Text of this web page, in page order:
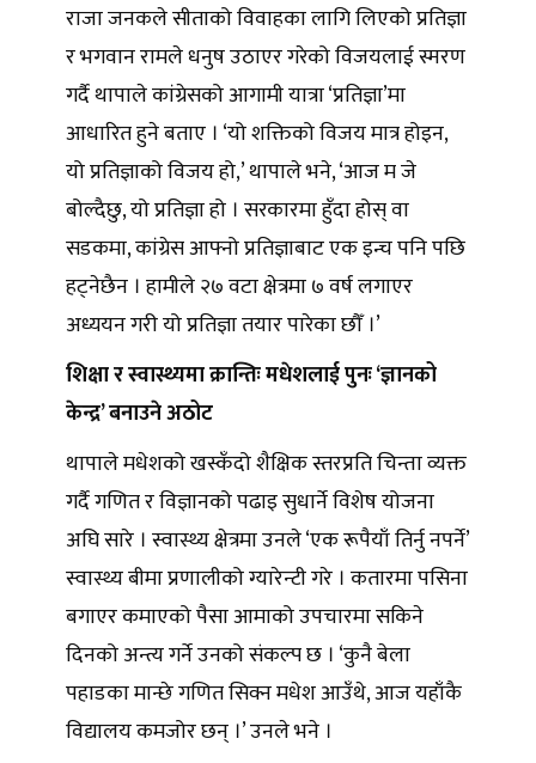
राजा जनकले सीताको विवाहका लागि लिएको प्रतिज्ञा
र भगवान रामले धनुष उठाएर गरेको विजयलाई स्मरण
गर्दै थापाले कांग्रेसको आगामी यात्रा ‘प्रतिज्ञा’मा
आधारित हुने बताए । ‘यो शक्तिको विजय मात्र होइन,
यो प्रतिज्ञाको विजय हो,’ थापाले भने, ‘आज म जे
बोल्दैछु, यो प्रतिज्ञा हो । सरकारमा हुँदा होस् वा
सडकमा, कांग्रेस आफ्नो प्रतिज्ञाबाट एक इन्च पनि पछि
हट्नेछैन । हामीले २७ वटा क्षेत्रमा ७ वर्ष लगाएर
अध्ययन गरी यो प्रतिज्ञा तयार पारेका छौँ ।’
शिक्षा र स्वास्थ्यमा क्रान्तिः मधेशलाई पुनः ‘ज्ञानको
केन्द्र’ बनाउने अठोट
थापाले मधेशको खस्कँदो शैक्षिक स्तरप्रति चिन्ता व्यक्त
गर्दै गणित र विज्ञानको पढाइ सुधार्ने विशेष योजना
अघि सारे । स्वास्थ्य क्षेत्रमा उनले ‘एक रूपैयाँ तिर्नु नपर्ने’
स्वास्थ्य बीमा प्रणालीको ग्यारेन्टी गरे । कतारमा पसिना
बगाएर कमाएको पैसा आमाको उपचारमा सकिने
दिनको अन्त्य गर्ने उनको संकल्प छ । ‘कुनै बेला
पहाडका मान्छे गणित सिक्न मधेश आउँथे, आज यहाँकै
विद्यालय कमजोर छन् ।’ उनले भने ।